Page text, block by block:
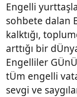
Engelli
sohbete dalan
kalktığı,
arttığı bir
Engelliler
tÜm engelli
sevgi ve